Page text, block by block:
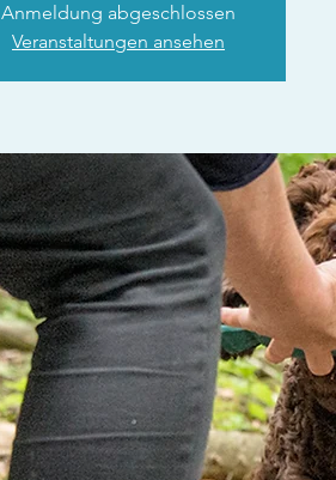
Anmeldung abgeschlossen
Veranstaltungen ansehen